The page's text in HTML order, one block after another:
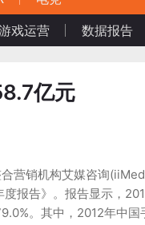
戏运营 数据报告
亿元
营销机构艾媒咨询
报告》。报告显示，
。其中，2012年中国